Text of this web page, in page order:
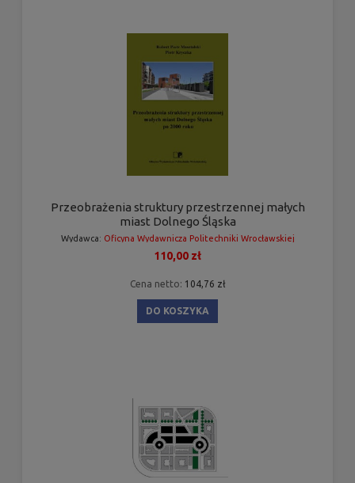
Przeobrażenia struktury przestrzennej małych
miast Dolnego Śląska
Wydawca: Oficyna Wydawnicza Politechniki Wrocławskiej
110,00 zł
Cena netto: 104,76 zł
DO KOSZYKA